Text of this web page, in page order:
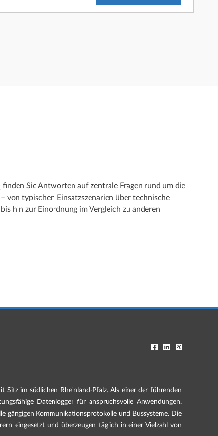
finden Sie Antworten auf zentrale Fragen rund um die
– von typischen Einsatzszenarien über technische
bis hin zur Einordnung im Vergleich zu anderen
Sitz im südlichen Rheinland-Pfalz. Als einer der führenden
Datenlogger für anspruchsvolle Anwendungen.
gängigen Kommunikationsprotokolle und Bussysteme. Die
eingesetzt und überzeugen täglich in einer Vielzahl von